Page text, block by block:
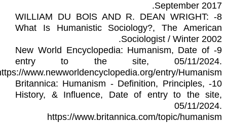
September 2017.
8- WILLIAM DU BOlS AND R. DEAN WRIGHT:
What Is Humanistic Sociology?, The American
Sociologist / Winter 2002.
9- New World Encyclopedia: Humanism, Date of
entry to the site, 05/11/2024.
www.newworldencyclopedia.org/entry/Humanism
10- Britannica: Humanism - Definition, Principles,
History, & Influence, Date of entry to the site,
05/11/2024.
https://www.britannica.com/topic/humanism